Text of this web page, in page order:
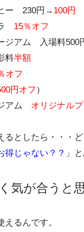
ー 230円→ 100円
15％オフ
ジアム 入場料500
料半額
オフ
円オフ ）
アム オリジナル
るとしたら・・・
じゃない？？ 」
気が合うと
えるんです。